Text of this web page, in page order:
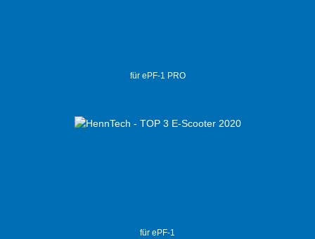
für ePF-1 PRO
für ePF-1